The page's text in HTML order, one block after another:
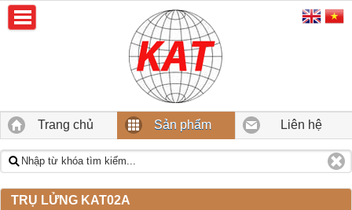
Trang chủ Sản phẩm Liên hệ
TRỤ LỬNG KAT02A